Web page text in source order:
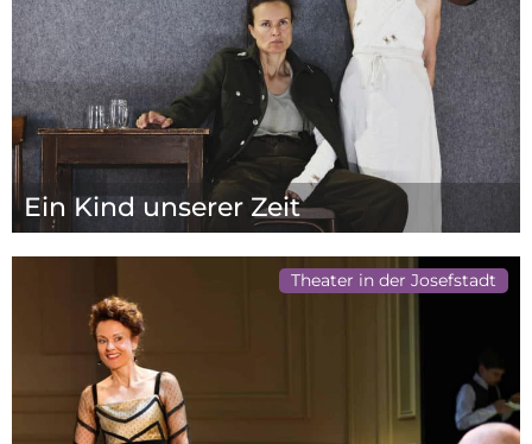
Ein Kind unserer Zeit
Theater in der Josefstadt